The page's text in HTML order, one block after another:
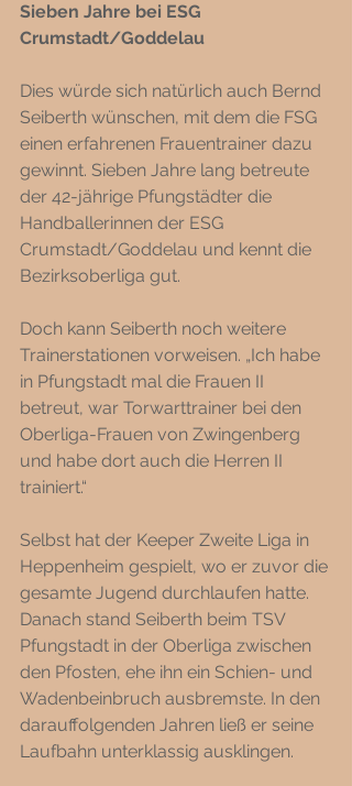
Sieben Jahre bei ESG
Crumstadt/Goddelau
Dies würde sich natürlich auch Bernd
Seiberth wünschen, mit dem die FSG
einen erfahrenen Frauentrainer dazu
gewinnt. Sieben Jahre lang betreute
der 42-jährige Pfungstädter die
Handballerinnen der ESG
Crumstadt/Goddelau und kennt die
Bezirksoberliga gut.
Doch kann Seiberth noch weitere
Trainerstationen vorweisen. „Ich habe
in Pfungstadt mal die Frauen II
betreut, war Torwarttrainer bei den
Oberliga-Frauen von Zwingenberg
und habe dort auch die Herren II
trainiert.“
Selbst hat der Keeper Zweite Liga in
Heppenheim gespielt, wo er zuvor die
gesamte Jugend durchlaufen hatte.
Danach stand Seiberth beim TSV
Pfungstadt in der Oberliga zwischen
den Pfosten, ehe ihn ein Schien- und
Wadenbeinbruch ausbremste. In den
darauffolgenden Jahren ließ er seine
Laufbahn unterklassig ausklingen.